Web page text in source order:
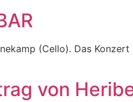
(Cello). Das
von